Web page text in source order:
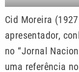
Cid Moreira
apresentador,
no “Jornal
uma referência